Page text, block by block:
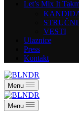
Let’s Mix It
VESTI
Ulaznice
Press
Kontakt
Menu
Menu